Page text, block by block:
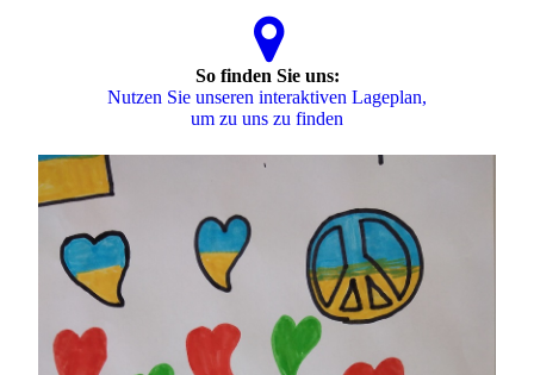
So finden Sie uns:
Nutzen Sie unseren interaktiven La­ge­plan,
um zu uns zu finden